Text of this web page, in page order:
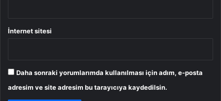
İnternet sitesi
Daha sonraki yorumlarımda kullanılması için adım, e-posta
adresim ve site adresim bu tarayıcıya kaydedilsin.